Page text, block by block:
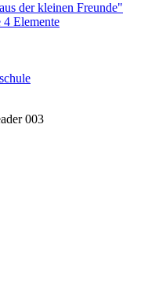
der kleinen Freunde"
Elemente